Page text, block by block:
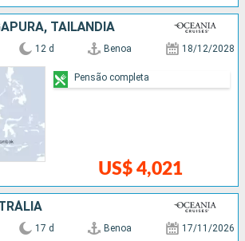
TAILÃNDIA
12 d Benoa 18/12/2028
US$ 4,021
Pensão completa
17 d Benoa 17/11/2026